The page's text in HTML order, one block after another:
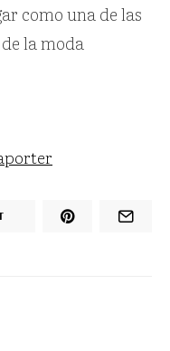
como una de las
la moda